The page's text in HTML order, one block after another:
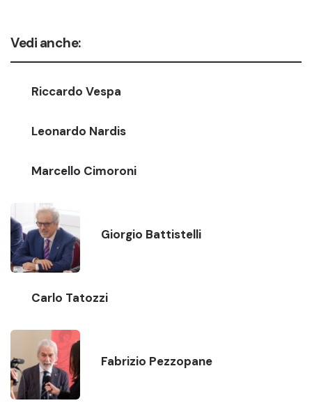
Vedi anche:
Riccardo Vespa
Leonardo Nardis
Marcello Cimoroni
Giorgio Battistelli
Carlo Tatozzi
Fabrizio Pezzopane